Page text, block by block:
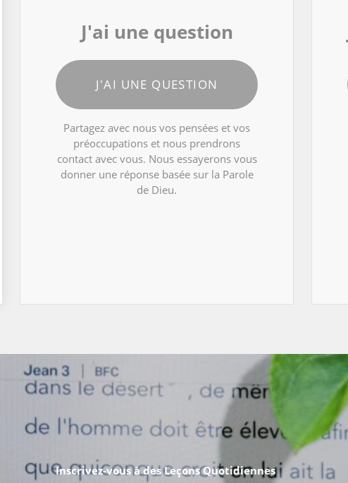
J'ai une question
J'AI UNE QUESTION
Partagez avec nous vos pensées et vos
préoccupations et nous prendrons
contact avec vous. Nous essayerons vous
donner une réponse basée sur la Parole
de Dieu.
Inscrivez-vous à des Leçons Quotidiennes